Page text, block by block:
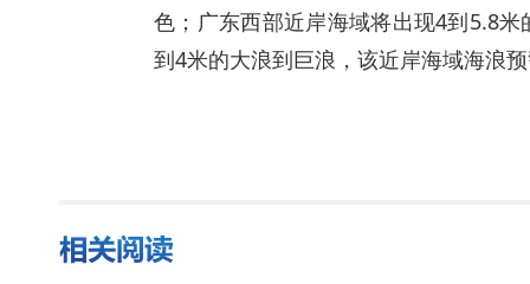
色；广东西部近岸海域将出现4到5.8
到4米的大浪到巨浪，该近岸海域海浪